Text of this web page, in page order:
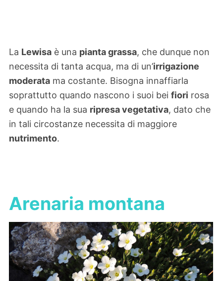
La Lewisa è una pianta grassa, che dunque non
necessita di tanta acqua, ma di un’irrigazione
moderata ma costante. Bisogna innaffiarla
soprattutto quando nascono i suoi bei fiori rosa
e quando ha la sua ripresa vegetativa, dato che
in tali circostanze necessita di maggiore
nutrimento.
Arenaria montana